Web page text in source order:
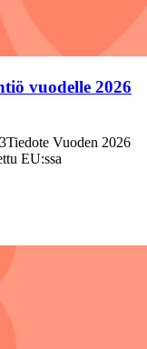
vuodelle 2026
Vuoden 2026
EU:ssa